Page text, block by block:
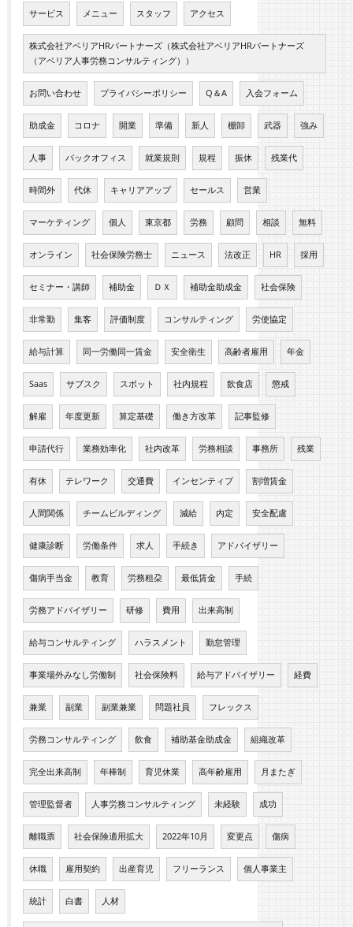
サービス メニュー スタッフ アクセス
株式会社アベリアHRパートナーズ（株式会社アベリアHRパートナーズ
（アベリア人事労務コンサルティング））
お問い合わせ プライバシーポリシー Q＆A 入会フォーム
助成金 コロナ 開業 準備 新人 棚卸 武器 強み
人事 バックオフィス 就業規則 規程 振休 残業代
時間外 代休 キャリアアップ セールス 営業
マーケティング 個人 東京都 労務 顧問 相談 無料
オンライン 社会保険労務士 ニュース 法改正 HR 採用
セミナー・講師 補助金 ＤＸ 補助金助成金 社会保険
非常勤 集客 評価制度 コンサルティング 労使協定
給与計算 同一労働同一賃金 安全衛生 高齢者雇用 年金
Saas サブスク スポット 社内規程 飲食店 懲戒
解雇 年度更新 算定基礎 働き方改革 記事監修
申請代行 業務効率化 社内改革 労務相談 事務所 残業
有休 テレワーク 交通費 インセンティブ 割増賃金
人間関係 チームビルディング 減給 内定 安全配慮
健康診断 労働条件 求人 手続き アドバイザリー
傷病手当金 教育 労務粗朶 最低賃金 手続
労務アドバイザリー 研修 費用 出来高制
給与コンサルティング ハラスメント 勤怠管理
事業場外みなし労働制 社会保険料 給与アドバイザリー 経費
兼業 副業 副業兼業 問題社員 フレックス
労務コンサルティング 飲食 補助基金助成金 組織改革
完全出来高制 年棒制 育児休業 高年齢雇用 月またぎ
管理監督者 人事労務コンサルティング 未経験 成功
離職票 社会保険適用拡大 2022年10月 変更点 傷病
休職 雇用契約 出産育児 フリーランス 個人事業主
統計 白書 人材